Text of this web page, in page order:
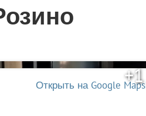
Открыть на Google Maps